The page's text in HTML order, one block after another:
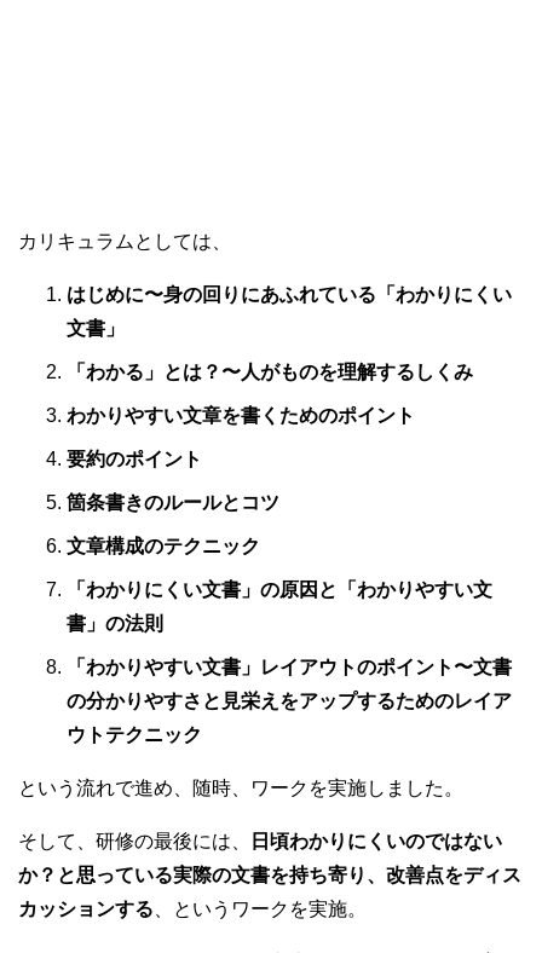
カリキュラムとしては、
はじめに〜身の回りにあふれている「わかりにくい
文書」
「わかる」とは？〜人がものを理解するしくみ
わかりやすい文章を書くためのポイント
要約のポイント
箇条書きのルールとコツ
文章構成のテクニック
「わかりにくい文書」の原因と「わかりやすい文
書」の法則
「わかりやすい文書」レイアウトのポイント〜文書
の分かりやすさと見栄えをアップするためのレイア
ウトテクニック
という流れで進め、随時、ワークを実施しました。
そして、研修の最後には、
日頃わかりにくいのではない
か？と思っている実際の文書を持ち寄り、改善点をディス
カッションする 、というワークを実施。